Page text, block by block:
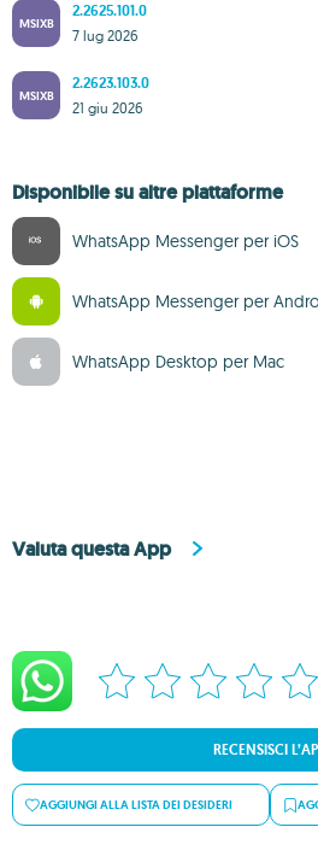
MSIXB
2.2625.101.0
7 lug 2026
MSIXB
2.2623.103.0
21 giu 2026
Disponibile su altre piattaforme
WhatsApp Messenger per iOS
WhatsApp Messenger per
WhatsApp Desktop per Mac
Valuta questa App
RECENSISCI
AGGIUNGI ALLA LISTA DEI DESIDERI